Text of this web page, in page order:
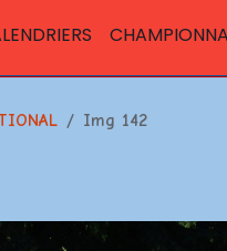
Img 142